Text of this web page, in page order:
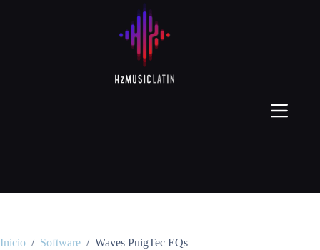
Inicio / Software / Waves PuigTec EQs